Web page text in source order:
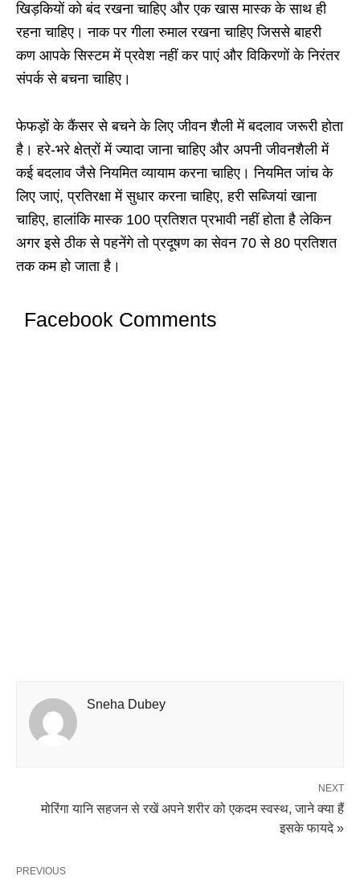
खिड़कियों को बंद रखना चाहिए और एक खास मास्क के साथ ही
रहना चाहिए। नाक पर गीला रुमाल रखना चाहिए जिससे बाहरी
कण आपके सिस्टम में प्रवेश नहीं कर पाएं और विकिरणों के निरंतर
संपर्क से बचना चाहिए।
फेफड़ों के कैंसर से बचने के लिए जीवन शैली में बदलाव जरूरी होता
है। हरे-भरे क्षेत्रों में ज्यादा जाना चाहिए और अपनी जीवनशैली में
कई बदलाव जैसे नियमित व्यायाम करना चाहिए। नियमित जांच के
लिए जाएं, प्रतिरक्षा में सुधार करना चाहिए, हरी सब्जियां खाना
चाहिए, हालांकि मास्क 100 प्रतिशत प्रभावी नहीं होता है लेकिन
अगर इसे ठीक से पहनेंगे तो प्रदूषण का सेवन 70 से 80 प्रतिशत
तक कम हो जाता है।
Facebook Comments
Sneha Dubey
NEXT
मोरिंगा यानि सहजन से रखें अपने शरीर को एकदम स्वस्थ, जाने क्या हैं
इसके फायदे »
PREVIOUS